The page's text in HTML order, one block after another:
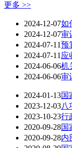
更多 >>
2024-12-07如
2024-12-07审
2024-07-11预
2024-07-11 应
2024-06-06机
2024-06-06审
2024-01-13国
2023-12-03八
2023-10-23行
2020-09-28国
2020-09-28内